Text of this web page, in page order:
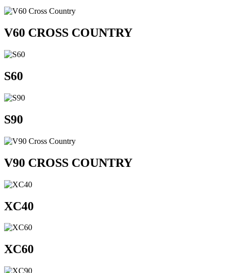
V60 CROSS COUNTRY
S60
S90
V90 CROSS COUNTRY
XC40
XC60